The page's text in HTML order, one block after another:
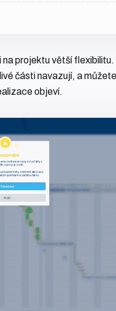
projektu větší
části navazují, a
objeví.